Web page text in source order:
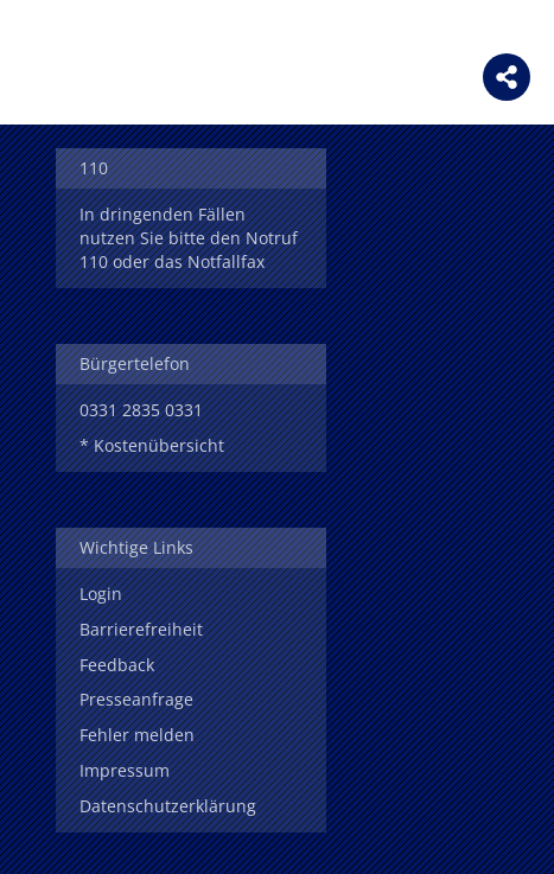
110
In dringenden Fällen
nutzen Sie bitte den Notruf
110 oder das Notfallfax
Bürgertelefon
0331 2835 0331
* Kostenübersicht
Wichtige Links
Login
Barrierefreiheit
Feedback
Presseanfrage
Fehler melden
Impressum
Datenschutzerklärung